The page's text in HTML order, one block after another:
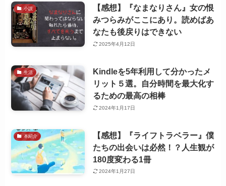
小説
【感想】『なまなりさん』女の恨
みつらみがここにあり。読めばあ
なたも後戻りはできない
2025年4月12日
生活
Kindleを5年利用して分かったメ
リット５選。自分時間を最大化す
るための最高の相棒
2024年1月17日
本紹介
【感想】『ライフトラベラー』僕
たちの出会いは必然！？人生観が
180度変わる1冊
2024年1月27日